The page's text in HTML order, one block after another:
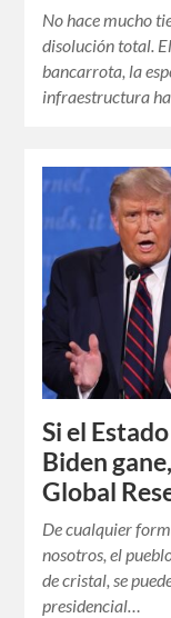
No hace mucho
disolución total.
bancarrota, la
infraestructura
Si el
Biden
Global
De cualquier
nosotros, el
de cristal, se
presidencial…